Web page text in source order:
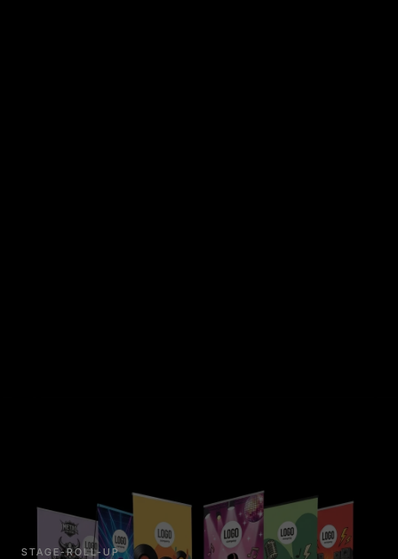
STAGE-ROLL-UP